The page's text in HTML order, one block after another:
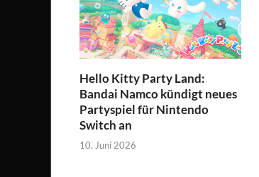
Hello Kitty Party Land:
Bandai Namco kündigt neues
Partyspiel für Nintendo
Switch an
10. Juni 2026